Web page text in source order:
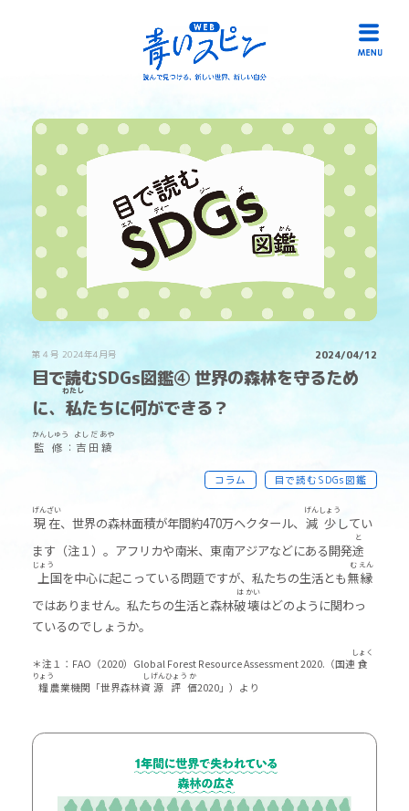
HOME
読み物一覧
冊子「青いスピン」
作品募集
リンク
お問い合わせ
第４号 2024年4月号 2024/04/12
目で読むSDGs図鑑④ 世界の森林を守るため
に、 私
わたし
たちに何ができる？
監
かん
修
しゅう
： 吉
よし
田
だ
綾
あや
コラム 目で読むSDGs図鑑
現
げん
在
ざい
、世界の森林面積が年間約470万ヘクタール、 減
げん
少
しょう
してい
ます（注１）。アフリカや南米、東南アジアなどにある開発途
と
上
じょう
国を中心に起こっている問題ですが、私たちの生活とも無
む
縁
えん
ではありません。私たちの生活と森林破
は
壊
かい
はどのように関わっ
ているのでしょうか。
＊注１：FAO（2020）Global Forest Resource Assessment 2020.（国連 食
しょく
糧
りょう
農業機関「世界森林資
し
源
げん
評
ひょう
価
か
2020」）より